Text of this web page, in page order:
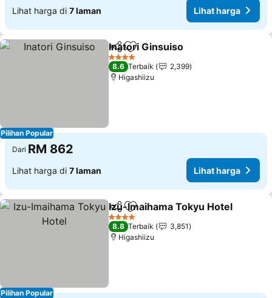
Lihat harga di 7 laman Lihat harga
Pilihan Popular
KongsiTambah ke favorit
Inatori Ginsuiso
4 Bintang
8.6 Terbaik
2,399
Higashiizu
Dari RM 862
Lihat harga di 7 laman Lihat harga
Pilihan Popular
KongsiTambah ke favorit
Izu-Imaihama Tokyu Hotel
4 Bintang
8.8 Terbaik
3,851
Higashiizu